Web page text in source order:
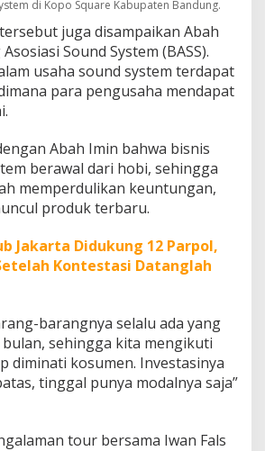
di Kopo Square Kabupaten Bandung.
juga disampaikan Abah
Sound System (BASS).
usaha sound system terdapat
para pengusaha mendapat
Abah Imin bahwa bisnis
berawal dari hobi, sehingga
memperdulikan keuntungan,
produk terbaru.
Jakarta Didukung 12 Parpol,
Kontestasi Datanglah
barangnya selalu ada yang
sehingga kita mengikuti
diminati kosumen. Investasinya
tinggal punya modalnya saja”
tour bersama Iwan Fals